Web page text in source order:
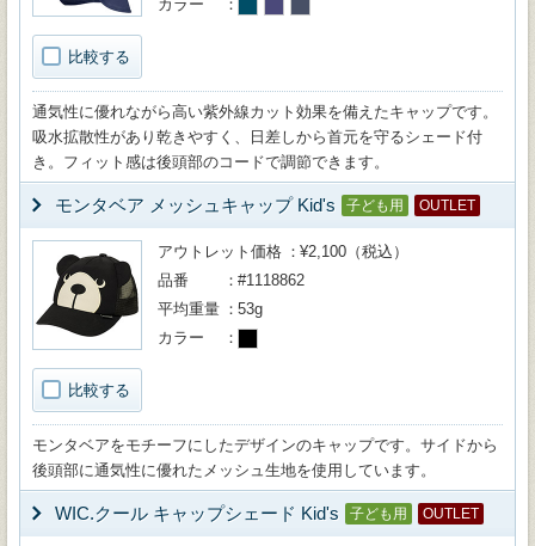
比較する
カラー
通気性に優れながら高い紫外線カット効果を備えたキャップです。
吸水拡散性があり乾きやすく、日差しから首元を守るシェード付
き。フィット感は後頭部のコードで調節できます。
モンタベア メッシュキャップ Kid's 子ども用 OUTLET
比較する
アウトレット価格
¥2,100（税込）
品番
#1118862
平均重量
53g
カラー
モンタベアをモチーフにしたデザインのキャップです。サイドから
後頭部に通気性に優れたメッシュ生地を使用しています。
WIC.クール キャップシェード Kid's 子ども用 OUTLET